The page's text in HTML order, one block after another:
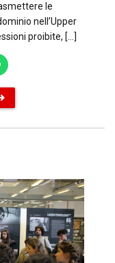
le
nell’Upper
proibite, […]